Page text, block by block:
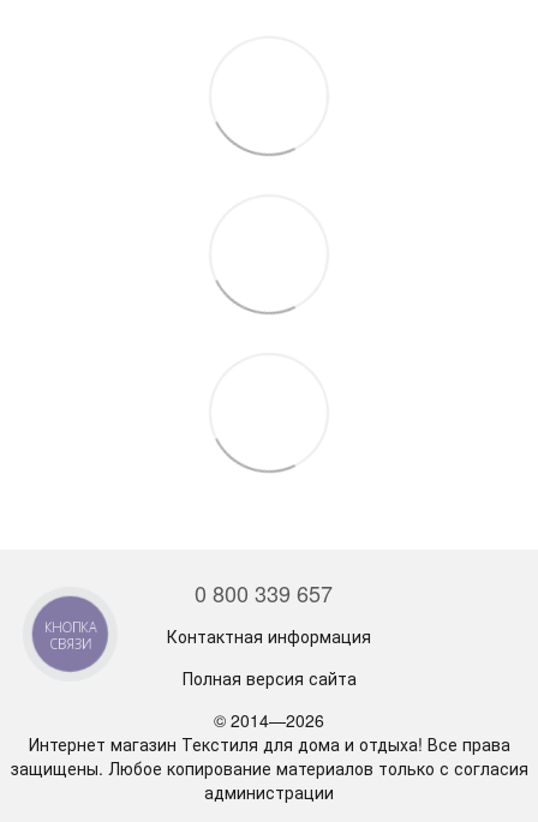
0 800 339 657
Контактная информация
Полная версия сайта
© 2014—2026
Интернет магазин Текстиля для дома и отдыха! Все права
защищены. Любое копирование материалов только с согласия
администрации
КНОПКА
СВЯЗИ